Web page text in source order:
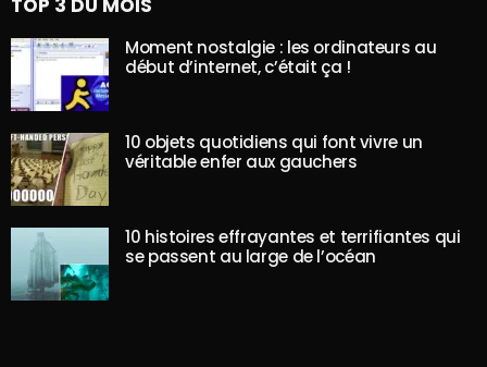
TOP 3 DU MOIS
Moment nostalgie : les ordinateurs au
début d’internet, c’était ça !
10 objets quotidiens qui font vivre un
véritable enfer aux gauchers
10 histoires effrayantes et terrifiantes qui
se passent au large de l’océan